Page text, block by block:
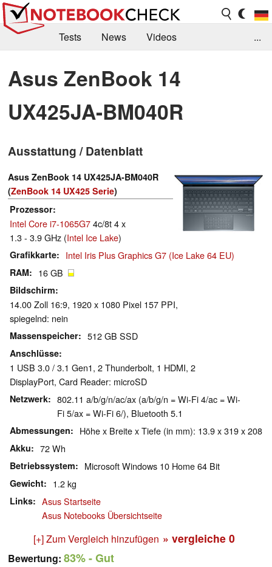
Tests News
Videos
Kaufberatung
Deals Suche
Forum
...
Asus ZenBook 14
UX425JA-BM040R
Ausstattung / Datenblatt
Asus ZenBook 14 UX425JA-BM040R
(ZenBook 14 UX425 Serie)
Prozessor
Intel Core i7-1065G74c/8t 4 x
1.3 - 3.9 GHz (Intel Ice Lake)
Grafikkarte Intel Iris Plus Graphics G7 (Ice Lake 64 EU)
RAM 16 GB
Bildschirm
14.00 Zoll 16:9, 1920 x 1080 Pixel 157 PPI,
spiegelnd: nein
Massenspeicher 512 GB SSD
Anschlüsse
1 USB 3.0 / 3.1 Gen1, 2 Thunderbolt, 1 HDMI, 2
DisplayPort, Card Reader: microSD
Netzwerk
802.11 a/b/g/n/ac/ax (a/b/g/n = Wi-Fi 4/ac = Wi-
Fi 5/ax = Wi-Fi 6/), Bluetooth 5.1
Abmessungen Höhe x Breite x Tiefe (in mm): 13.9 x 319 x 208
Akku 72 Wh
Betriebssystem Microsoft Windows 10 Home 64 Bit
Gewicht 1.2 kg
Links
Asus Startseite
Asus Notebooks Übersichtseite
[+] Zum Vergleich hinzufügen » vergleiche 0
Bewertung: 83%- Gut